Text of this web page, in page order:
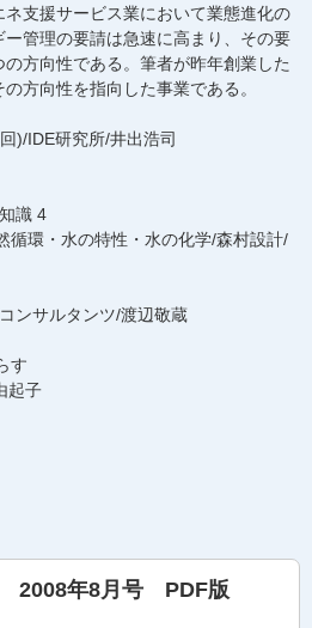
支援サービス業において業態進化の
管理の要請は急速に高まり、その要
方向性である。筆者が昨年創業した
方向性を指向した事業である。
)/IDE研究所/井出浩司
識 4
環・水の特性・水の化学/森村設計/
ンサルタンツ/渡辺敬蔵
す
起子
2008年8月号 PDF版